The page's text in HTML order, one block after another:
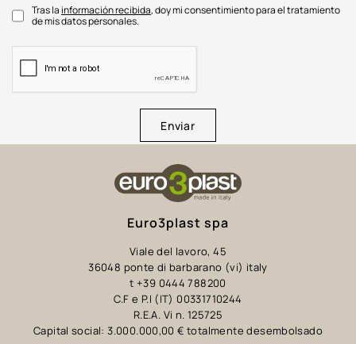
Tras la información recibida, doy mi consentimiento para el tratamiento
de mis datos personales.
Enviar
Euro3plast spa
Viale del lavoro, 45
36048 ponte di barbarano (vi) italy
t +39 0444 788200
C.F e P.I (IT) 00331710244
R.E.A. Vi n. 125725
Capital social: 3.000.000,00 € totalmente desembolsado